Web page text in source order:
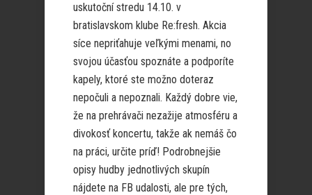
uskutoční stredu 14.10. v
bratislavskom klube Re:fresh. Akcia
síce nepriťahuje veľkými menami, no
svojou účasťou spoznáte a podporíte
kapely, ktoré ste možno doteraz
nepočuli a nepoznali. Každý dobre vie,
že na prehrávači nezažije atmosféru a
divokosť koncertu, takže ak nemáš čo
na práci, určite príď! Podrobnejšie
opisy hudby jednotlivých skupín
nájdete na FB udalosti, ale pre tých,